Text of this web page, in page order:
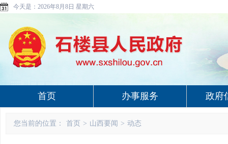
今天是： 2026年8月8日 星期六
首页 办事服务 政府
您当前的位置： 首页 > 山西要闻 > 动态